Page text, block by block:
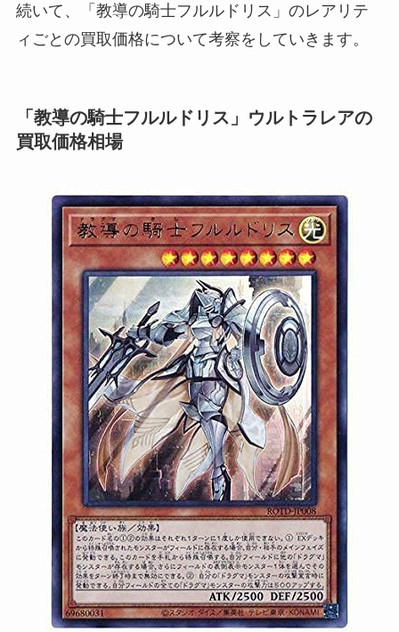
続いて、「教導の騎士フルルドリス」のレアリテ
ィごとの買取価格について考察をしていきます。
「教導の騎士フルルドリス」ウルトラレアの
買取価格相場